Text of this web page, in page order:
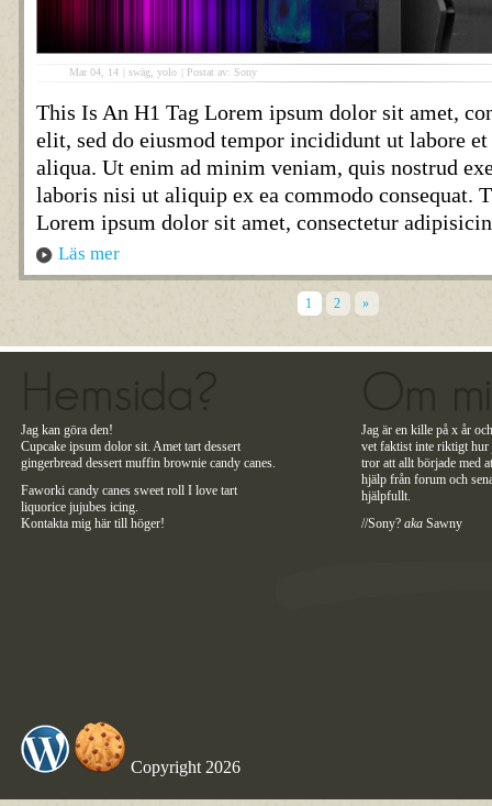
Mar 04, 14 swäg yolo Postat av: Sony
This Is An H1 Tag Lorem ipsum dolor sit amet,
elit, sed do eiusmod tempor incididunt ut labore et
aliqua. Ut enim ad minim veniam, quis nostrud
laboris nisi ut aliquip ex ea commodo consequat.
Lorem ipsum dolor sit amet, consectetur
Läs mer
1 2 »
Jag kan göra den!
Cupcake ipsum dolor sit. Amet tart dessert
gingerbread dessert muffin brownie candy canes.
Faworki candy canes sweet roll I love tart
liquorice jujubes icing.
Kontakta mig här till höger!
Jag är en kille på x år
vet faktist inte riktigt hur
tror att allt började med
hjälp från forum och
hjälpfullt.
//Sony? aka Sawny
Copyright 2026